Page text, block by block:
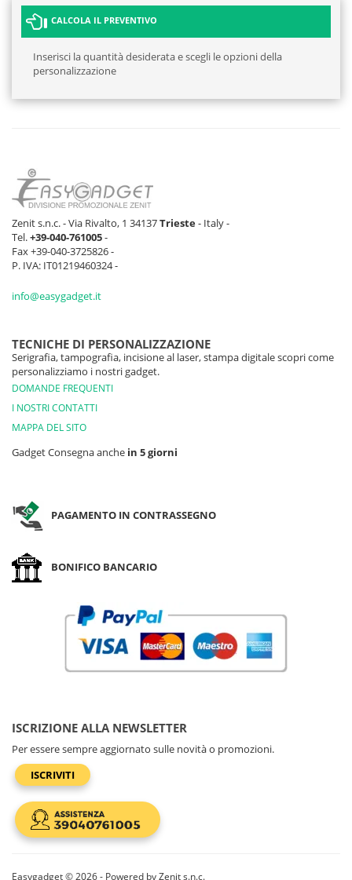
CALCOLA IL PREVENTIVO
Inserisci la quantità desiderata e scegli le opzioni della
personalizzazione
Zenit s.n.c. - Via Rivalto, 1 34137Trieste- Italy -
Tel.+39-040-761005-
Fax +39-040-3725826 -
P. IVA: IT01219460324 -
info@easygadget.it
TECNICHE DI PERSONALIZZAZIONE
Serigrafia, tampografia, incisione al laser, stampa digitale scopri come
personalizziamo i nostri gadget.
DOMANDE FREQUENTI
I NOSTRI CONTATTI
MAPPA DEL SITO
Gadget Consegna anche in 5 giorni
PAGAMENTO IN CONTRASSEGNO
BONIFICO BANCARIO
ISCRIZIONE ALLA NEWSLETTER
Per essere sempre aggiornato sulle novità o promozioni.
ISCRIVITI
Easygadget © 2026 - Powered by Zenit s.n.c.